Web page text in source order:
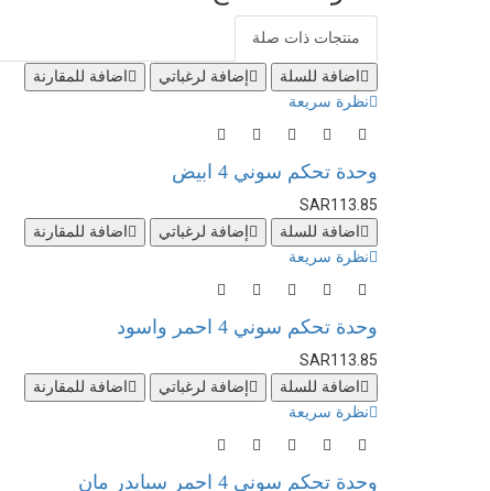
منتجات ذات صلة
اضافة للسلة إضافة لرغباتي
اضافة للمقارنة
نظرة سريعة
وحدة تحكم سوني 4 ابيض
SAR113.85
اضافة للسلة إضافة لرغباتي
اضافة للمقارنة
نظرة سريعة
وحدة تحكم سوني 4 احمر واسود
SAR113.85
اضافة للسلة إضافة لرغباتي
اضافة للمقارنة
نظرة سريعة
وحدة تحكم سوني 4 احمر سبايدر مان